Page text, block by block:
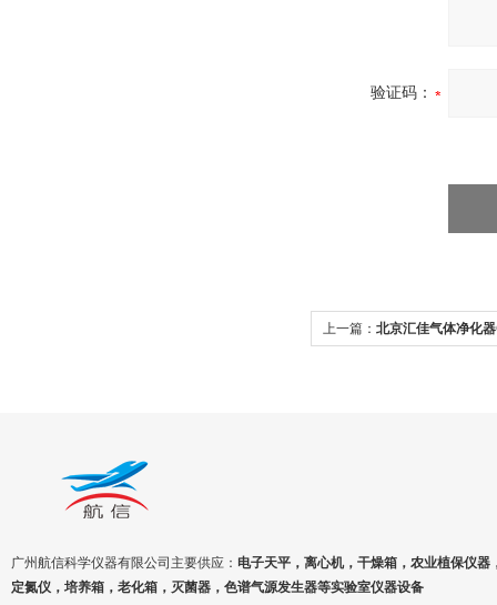
验证码：
上一篇： 北京汇佳气体净化
广州航信科学仪器有限公司主要供应： 电子天平，离心机，干燥箱，农业植保仪器
定氮仪，培养箱，老化箱，灭菌器，色谱气源发生器等实验室仪器设备